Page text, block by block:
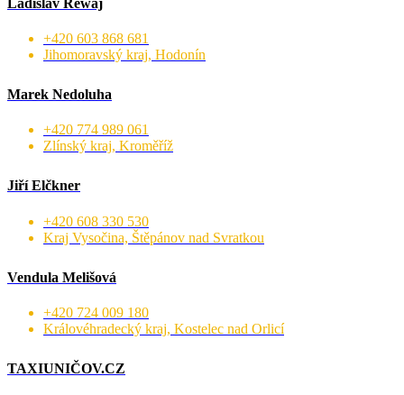
Ladislav Rewaj
+420 603 868 681
Jihomoravský kraj, Hodonín
Marek Nedoluha
+420 774 989 061
Zlínský kraj, Kroměříž
Jiří Elčkner
+420 608 330 530
Kraj Vysočina, Štěpánov nad Svratkou
Vendula Melišová
+420 724 009 180
Královéhradecký kraj, Kostelec nad Orlicí
TAXIUNIČOV.CZ